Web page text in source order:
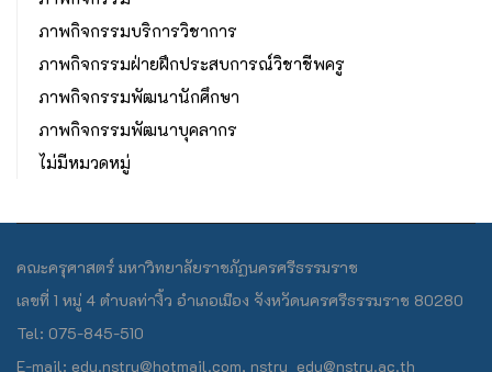
ภาพกิจกรรมบริการวิชาการ
ภาพกิจกรรมฝ่ายฝึกประสบการณ์วิชาชีพครู
ภาพกิจกรรมพัฒนานักศึกษา
ภาพกิจกรรมพัฒนาบุคลากร
ไม่มีหมวดหมู่
คณะครุศาสตร์ มหาวิทยาลัยราชภัฏนครศรีธรรมราช
เลขที่ 1 หมู่ 4 ตำบลท่างิ้ว อำเภอเมือง จังหวัดนครศรีธรรมราช 80280
Tel: 075-845-510
E-mail: edu.nstru@hotmail.com, nstru_edu@nstru.ac.th